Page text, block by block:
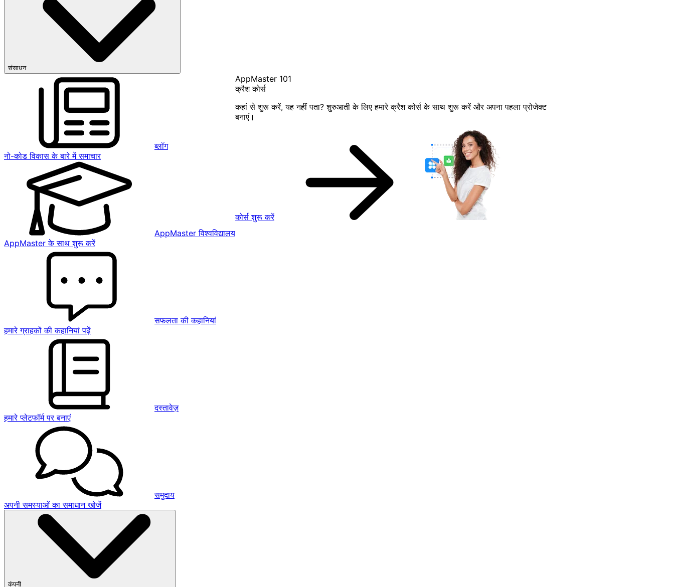
संसाधन
ब्लॉग
नो-कोड विकास के बारे में समाचार
AppMaster विश्वविद्यालय
AppMaster के साथ शुरू करें
सफलता की कहानियां
हमारे ग्राहकों की कहानियां पढ़ें
दस्तावेज़
हमारे प्लेटफॉर्म पर बनाएं
समुदाय
अपनी समस्याओं का समाधान खोजें
AppMaster 101
क्रैश कोर्स
कहां से शुरू करें, यह नहीं पता? शुरुआती के लिए हमारे क्रैश कोर्स के साथ शुरू करें और अपना पहला प्रोजेक्ट
बनाएं।
कोर्स शुरू करें
कंपनी